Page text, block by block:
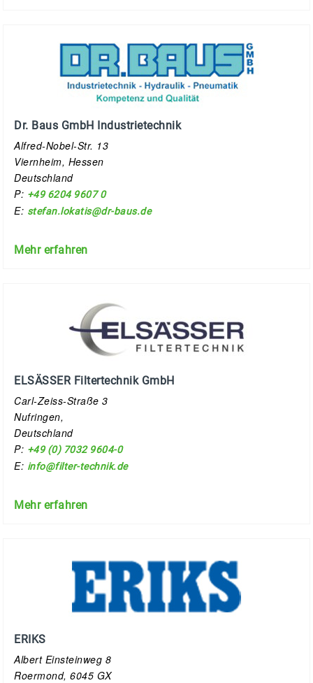
Dr. Baus GmbH Industrietechnik
Alfred-Nobel-Str. 13
Viernheim, Hessen
Deutschland
P: +49 6204 9607 0
E: stefan.lokatis@dr-baus.de
Mehr erfahren
ELSÄSSER Filtertechnik GmbH
Carl-Zeiss-Straße 3
Nufringen,
Deutschland
P: +49 (0) 7032 9604-0
E: info@filter-technik.de
Mehr erfahren
ERIKS
Albert Einsteinweg 8
Roermond, 6045 GX